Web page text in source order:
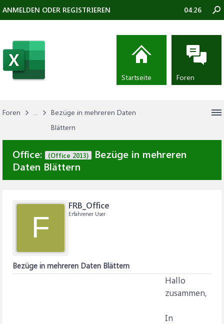
Foren ...
Bezüge in mehreren Daten
Blättern
Office: (Office 2013)
Bezüge in mehreren
Daten Blättern
F
FRB_Office
Erfahrener User
Bezüge in mehreren Daten Blättern
Hallo
zusammen,
In
ANMELDEN ODER REGISTRIEREN 04:26
Startseite Foren